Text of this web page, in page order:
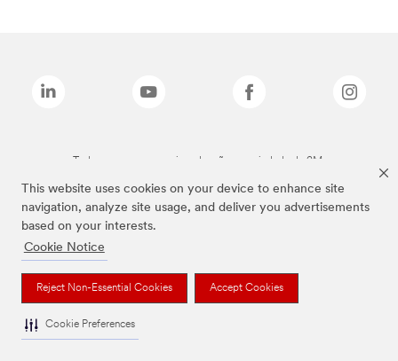
This website uses cookies on your device to enhance site
navigation, analyze site usage, and deliver you advertisements
based on your interests.
Cookie Notice
Reject Non-Essential Cookies Accept Cookies
Cookie Preferences
Todas as marcas mencionadas são propriedade da 3M.